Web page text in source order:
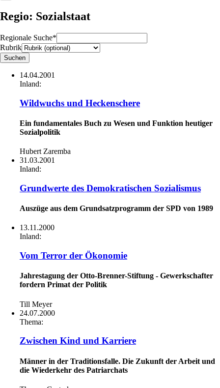
Regio: Sozialstaat
Regionale Suche*
Rubrik
14.04.2001
Inland:
Wildwuchs und Heckenschere
Ein fundamentales Buch zu Wesen und Funktion heutiger
Sozialpolitik
Hubert Zaremba
31.03.2001
Inland:
Grundwerte des Demokratischen Sozialismus
Auszüge aus dem Grundsatzprogramm der SPD von 1989
13.11.2000
Inland:
Vom Terror der Ökonomie
Jahrestagung der Otto-Brenner-Stiftung - Gewerkschafter
fordern Primat der Politik
Till Meyer
24.07.2000
Thema:
Zwischen Kind und Karriere
Männer in der Traditionsfalle. Die Zukunft der Arbeit und
die Wiederkehr des Patriarchats